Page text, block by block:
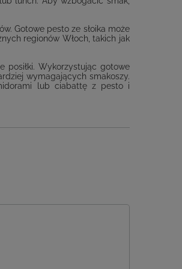
Gotowe pesto ze słoika może
regionów Włoch, takich jak
posiłki. Wykorzystując gotowe
wymagających smakoszy.
lub ciabattę z pesto i